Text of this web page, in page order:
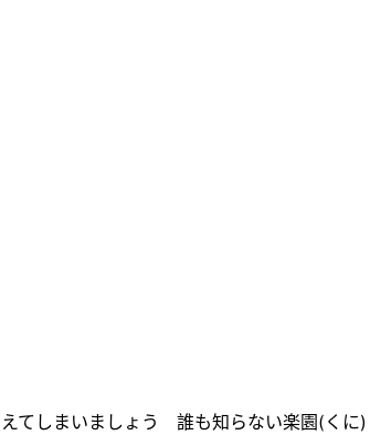
てしまいましょう 誰も知らない楽園(くに)